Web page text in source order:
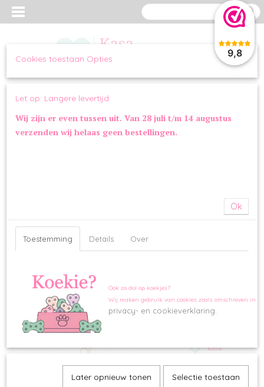
9,8
Inloggen
Home>WANDELEN>LOOPLIJNEN>Funkylicious Makeup Leash
Cookies toestaan Opties
Let op: Langere levertijd
Wij zijn er even tussen uit. Van 28 juli t/m 14 augustus
verzenden wij helaas geen bestellingen.
Ok
Toestemming Details Over
Ook zo dol op koekjes?
Wij maken gebruik van cookies zoals omschreven in
privacy- en cookieverklaring.
Later opnieuw tonen Selectie toestaan